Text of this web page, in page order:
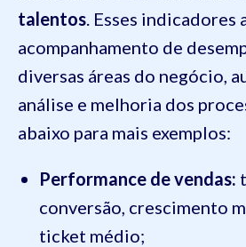
talentos . Esses indicadores
acompanhamento de
diversas áreas do negócio,
análise e melhoria dos
abaixo para mais exemplos:
Performance de vendas:
conversão, crescimento
ticket médio;